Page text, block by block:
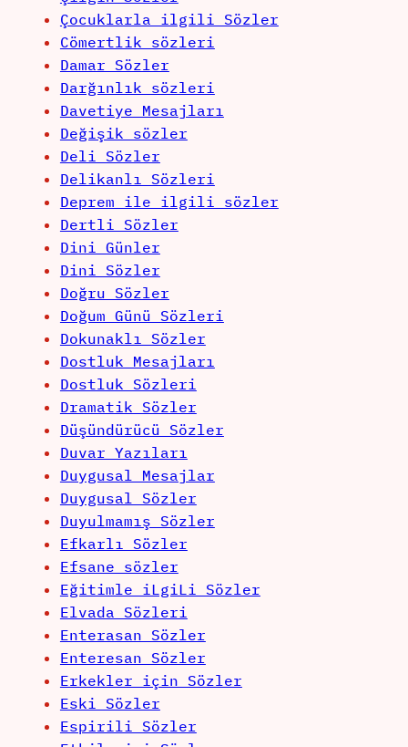
Çocuklarla ilgili Sözler
Cömertlik sözleri
Damar Sözler
Darğınlık sözleri
Davetiye Mesajları
Değişik sözler
Deli Sözler
Delikanlı Sözleri
Deprem ile ilgili sözler
Dertli Sözler
Dini Günler
Dini Sözler
Doğru Sözler
Doğum Günü Sözleri
Dokunaklı Sözler
Dostluk Mesajları
Dostluk Sözleri
Dramatik Sözler
Düşündürücü Sözler
Duvar Yazıları
Duygusal Mesajlar
Duygusal Sözler
Duyulmamış Sözler
Efkarlı Sözler
Efsane sözler
Eğitimle iLgiLi Sözler
Elvada Sözleri
Enterasan Sözler
Enteresan Sözler
Erkekler için Sözler
Eski Sözler
Espirili Sözler